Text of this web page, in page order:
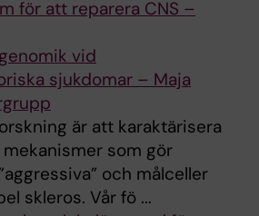
för att reparera CNS –
vid
sjukdomar – Maja
är att karaktärisera
som gör
och målceller
skleros. Vår fö ...